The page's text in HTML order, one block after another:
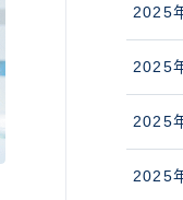
2025
2025
2025
2025